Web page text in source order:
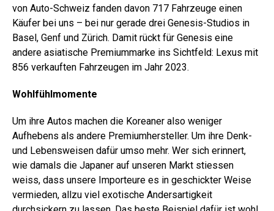
von Auto-Schweiz fanden davon 717 Fahrzeuge einen
Käufer bei uns – bei nur gerade drei Genesis-Studios in
Basel, Genf und Zürich. Damit rückt für Genesis eine
andere asiatische Premiummarke ins Sichtfeld: Lexus mit
856 verkauften Fahrzeugen im Jahr 2023.
Wohlfühlmomente
Um ihre Autos machen die Koreaner also weniger
Aufhebens als andere Premiumhersteller. Um ihre Denk-
und Lebensweisen dafür umso mehr. Wer sich erinnert,
wie damals die Japaner auf unseren Markt stiessen
weiss, dass unsere Importeure es in geschickter Weise
vermieden, allzu viel exotische Andersartigkeit